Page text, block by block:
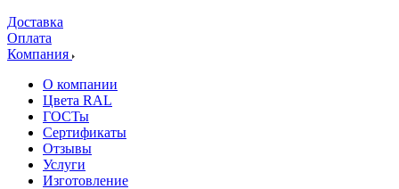
Доставка
Оплата
Компания
О компании
Цвета RAL
ГОСТы
Сертификаты
Отзывы
Услуги
Изготовление